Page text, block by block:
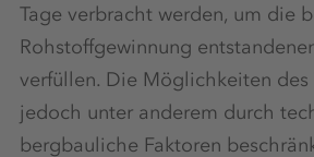
Tage verbracht werden, um die
Rohstoffgewinnung
verfüllen. Die Möglichkeiten des
jedoch unter anderem durch
bergbauliche Faktoren